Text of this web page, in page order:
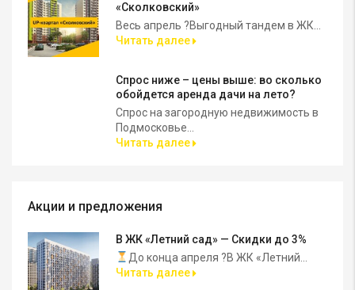
«Сколковский»
Весь апрель ?Выгодный тандем в ЖК...
Читать далее
Спрос ниже – цены выше: во сколько
обойдется аренда дачи на лето?
Спрос на загородную недвижимость в
Подмосковье...
Читать далее
Акции и предложения
В ЖК «Летний сад» — Скидки до 3%
До конца апреля ?В ЖК «Летний...
Читать далее